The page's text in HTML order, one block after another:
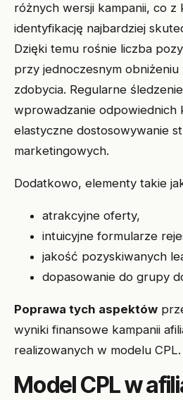
różnych wersji kampanii, co z
identyfikację najbardziej
Dzięki temu rośnie liczba
przy jednoczesnym
zdobycia. Regularne
wprowadzanie odpowiednich
elastyczne dostosowywanie
marketingowych.
Dodatkowo, elementy takie
atrakcyjne oferty,
intuicyjne formularze
jakość pozyskiwanych
dopasowanie do grupy
Poprawa tych aspektów
wyniki finansowe kampanii
realizowanych w modelu CPL.
Model CPL w